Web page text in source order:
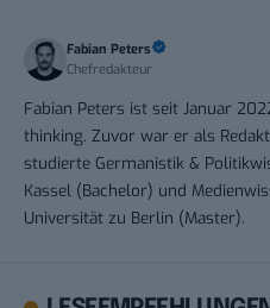
Fabian Peters
Chefredakteur
Fabian Peters ist seit Januar
thinking. Zuvor war er als
studierte Germanistik &
Kassel (Bachelor) und
Universität zu Berlin (Master).